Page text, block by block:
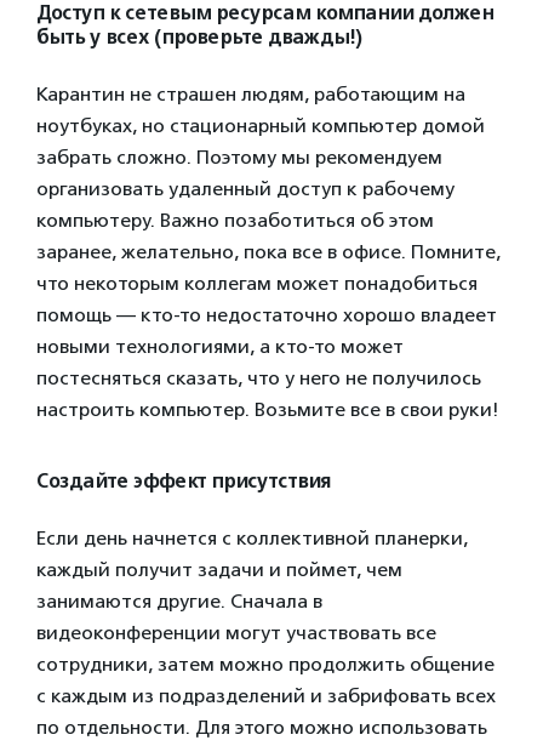
Доступ к сетевым ресурсам компании должен
быть у всех (проверьте дважды!)
Карантин не страшен людям, работающим на
ноутбуках, но стационарный компьютер домой
забрать сложно. Поэтому мы рекомендуем
организовать удаленный доступ к рабочему
компьютеру. Важно позаботиться об этом
заранее, желательно, пока все в офисе. Помните,
что некоторым коллегам может понадобиться
помощь — кто-то недостаточно хорошо владеет
новыми технологиями, а кто-то может
постесняться сказать, что у него не получилось
настроить компьютер. Возьмите все в свои руки!
Создайте эффект присутствия
Если день начнется с коллективной планерки,
каждый получит задачи и поймет, чем
занимаются другие. Сначала в
видеоконференции могут участвовать все
сотрудники, затем можно продолжить общение
с каждым из подразделений и забрифовать всех
по отдельности. Для этого можно использовать